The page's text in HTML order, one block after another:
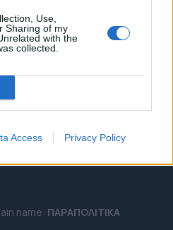
Use,
Sharing of my
with the
collected.
Access Privacy Policy
Συγγρού 188, 17671,
name: ΠΑΡΑΠΟΛΙΤΙΚΑ